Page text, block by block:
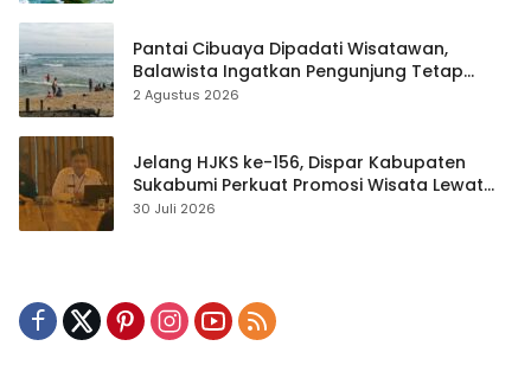
Pantai Cibuaya Dipadati Wisatawan,
Balawista Ingatkan Pengunjung Tetap
Waspada
2 Agustus 2026
Jelang HJKS ke-156, Dispar Kabupaten
Sukabumi Perkuat Promosi Wisata Lewat
Publikasi Digital
30 Juli 2026